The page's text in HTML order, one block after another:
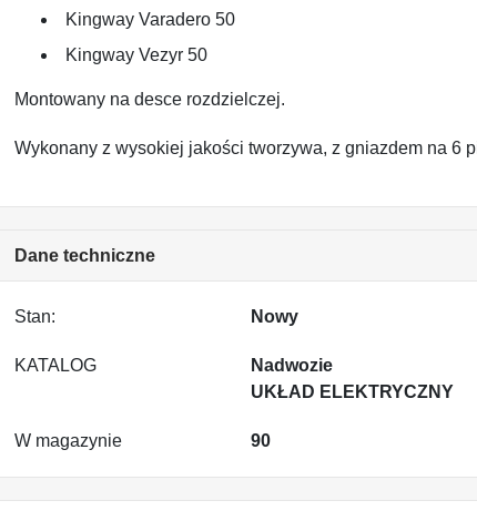
Kingway Varadero 50
Kingway Vezyr 50
Montowany na desce rozdzielczej.
Wykonany z wysokiej jakości tworzywa, z gniazdem na 6
Dane techniczne
Stan: Nowy
KATALOG
Nadwozie
UKŁAD ELEKTRYCZNY
W magazynie 90